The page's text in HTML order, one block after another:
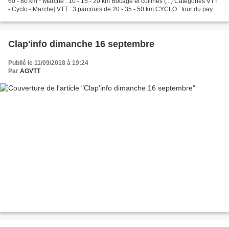
- Cyclo - Marche] VTT : 3 parcours de 20 - 35 - 50 km CYCLO : tour du pays
Clap'info dimanche 16 septembre
Publié le 11/09/2018 à 19:24
Par AGVTT